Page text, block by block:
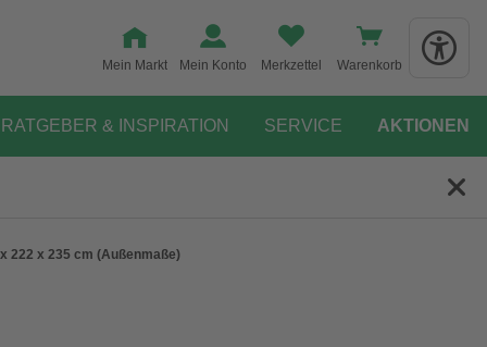
Mein Markt Mein Konto Merkzettel Warenkorb
RATGEBER & INSPIRATION SERVICE AKTIONEN
222 x 235 cm (Außenmaße)